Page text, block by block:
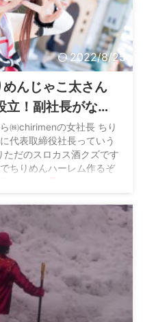
2022/8/25
んじゃこ太さん
！副社長がなん
㈱chirimenの女社長 ちり
代表取締役社長っていう
だのスロカス酒クズです
ちりめんハーレム作るぞ